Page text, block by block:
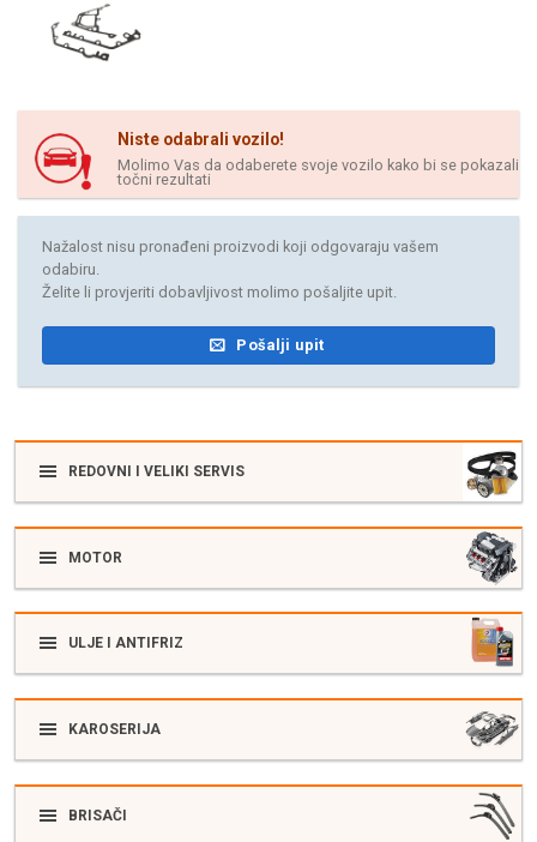
Niste odabrali vozilo!
Molimo Vas da odaberete svoje vozilo kako bi se pokazali
točni rezultati
Nažalost nisu pronađeni proizvodi koji odgovaraju vašem
odabiru.
Želite li provjeriti dobavljivost molimo pošaljite upit.
Pošalji upit
REDOVNI I VELIKI SERVIS
MOTOR
ULJE I ANTIFRIZ
KAROSERIJA
BRISAČI